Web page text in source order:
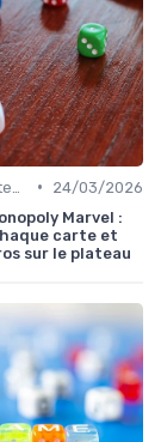
•
24/03/2026
Marvel :
carte et
sur le plateau